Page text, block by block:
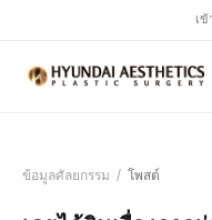
เ
ข้อมูลศัลยกรรม / โพสต์